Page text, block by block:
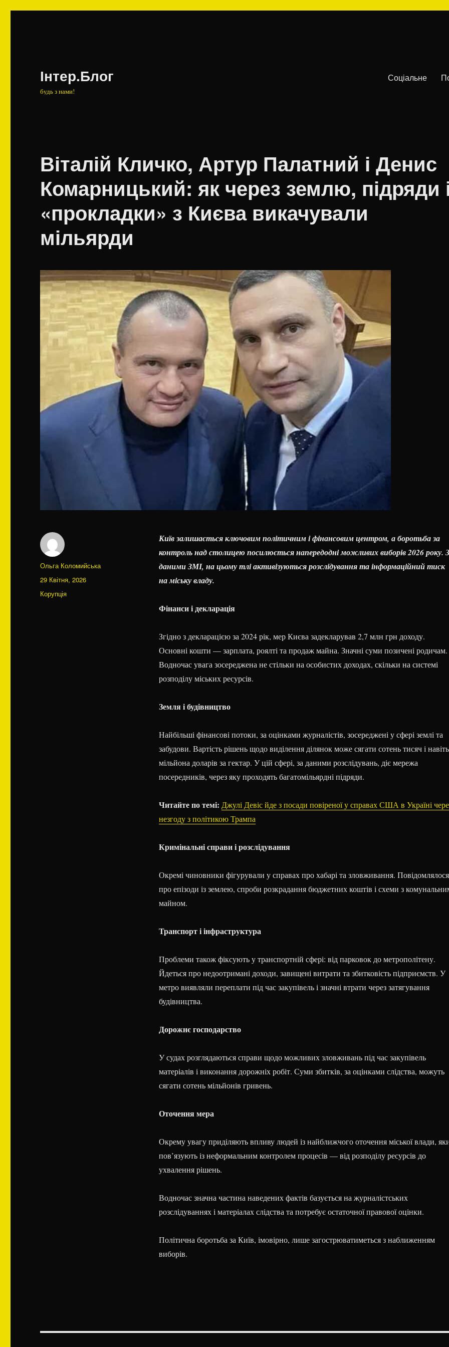
Інтер.Блог
будь з нами!
Соціальне
Віталій Кличко, Артур Палатний і Денис
Комарницький: як через землю, підряди
«прокладки» з Києва викачували
мільярди
Київ залишається ключовим політичним і фінансовим центром, а боротьба за
контроль над столицею посилюється напередодні можливих виборів 2026 року.
даними ЗМІ, на цьому тлі активізуються розслідування та інформаційний тиск
на міську владу.
Фінанси і декларація
Згідно з декларацією за 2024 рік, мер Києва задекларував 2,7 млн грн доходу.
Основні кошти — зарплата, роялті та продаж майна. Значні суми позичені родичам.
Водночас увага зосереджена не стільки на особистих доходах, скільки на системі
розподілу міських ресурсів.
Земля і будівництво
Найбільші фінансові потоки, за оцінками журналістів, зосереджені у сфері землі та
забудови. Вартість рішень щодо виділення ділянок може сягати сотень тисяч і навіть
мільйона доларів за гектар. У цій сфері, за даними розслідувань, діє мережа
посередників, через яку проходять багатомільярдні підряди.
Читайте по темі: Джулі Девіс йде з посади повіреної у справах США в Україні
незгоду з політикою Трампа
Кримінальні справи і розслідування
Окремі чиновники фігурували у справах про хабарі та зловживання. Повідомлялося
про епізоди із землею, спроби розкрадання бюджетних коштів і схеми з
майном.
Транспорт і інфраструктура
Проблеми також фіксують у транспортній сфері: від парковок до метрополітену.
Йдеться про недоотримані доходи, завищені витрати та збитковість підприємств. У
метро виявляли переплати під час закупівель і значні втрати через затягування
будівництва.
Дорожнє господарство
У судах розглядаються справи щодо можливих зловживань під час закупівель
матеріалів і виконання дорожніх робіт. Суми збитків, за оцінками слідства, можуть
сягати сотень мільйонів гривень.
Оточення мера
Окрему увагу приділяють впливу людей із найближчого оточення міської влади,
пов’язують із неформальним контролем процесів — від розподілу ресурсів до
ухвалення рішень.
Водночас значна частина наведених фактів базується на журналістських
розслідуваннях і матеріалах слідства та потребує остаточної правової оцінки.
Політична боротьба за Київ, імовірно, лише загострюватиметься з наближенням
виборів.
Автор
Ольга Коломийська
Оприлюднено
29 Квітня, 2026
Категорії
Корупція